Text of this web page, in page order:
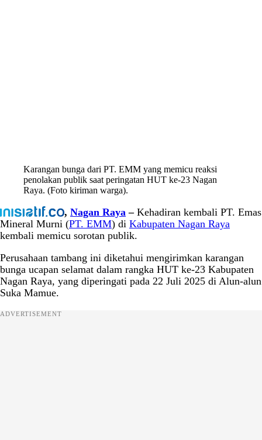
Karangan bunga dari PT. EMM yang memicu reaksi
penolakan publik saat peringatan HUT ke-23 Nagan
Raya. (Foto kiriman warga).
, Nagan Raya–Kehadiran kembali PT. Emas
Mineral Murni (PT. EMM) di Kabupaten Nagan Raya
kembali memicu sorotan publik.
Perusahaan tambang ini diketahui mengirimkan karangan
bunga ucapan selamat dalam rangka HUT ke-23 Kabupaten
Nagan Raya, yang diperingati pada 22 Juli 2025 di Alun-alun
Suka Mamue.
ADVERTISEMENT